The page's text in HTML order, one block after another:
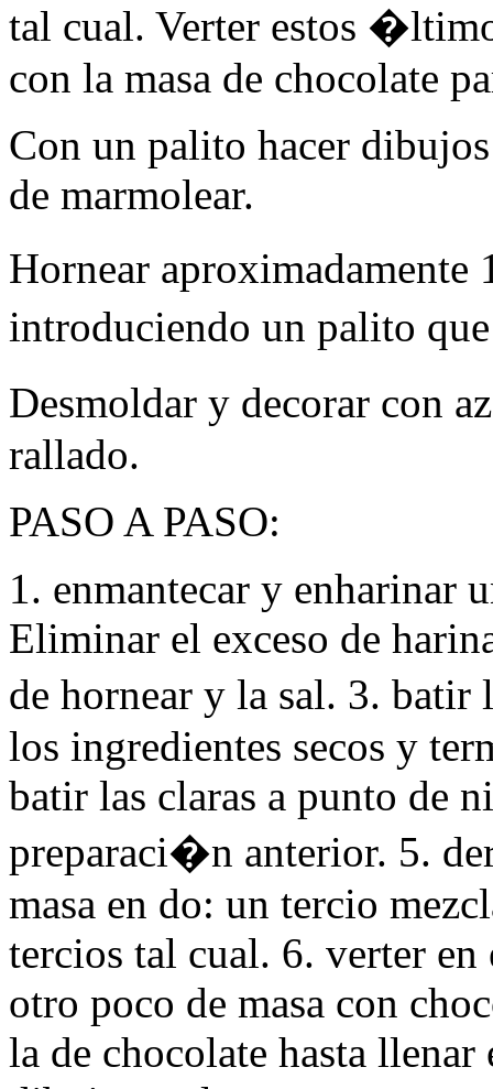
tal cual. Verter estos
con la masa de chocolate
Con un palito hacer
de marmolear.
Hornear
introduciendo un palito
Desmoldar y decorar con
rallado.
PASO A PASO:
1. enmantecar y enharinar
Eliminar el exceso de
de hornear y la sal. 3.
los ingredientes secos y
batir las claras a punto de
preparaci�n anterior. 5.
masa en do: un tercio
tercios tal cual. 6. verter
otro poco de masa con
la de chocolate hasta